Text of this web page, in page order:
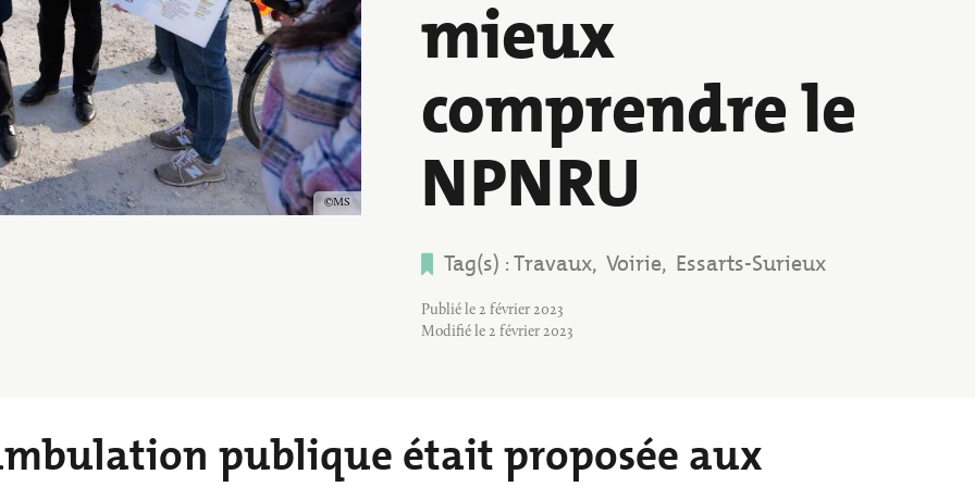
VILLE ENGAGÉE
PETITE ENFANCE
BALADES ET
RANDONNÉES
Copyright
MS
mieux
comprendre le
NPNRU
Tag(s) Tags
Travaux Voirie Essarts-Surieux
Publié le 2 février 2023
Modifié le 2 février 2023
publique était proposée aux